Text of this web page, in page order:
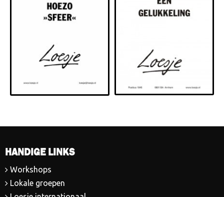
HANDIGE LINKS
Workshops
Lokale groepen